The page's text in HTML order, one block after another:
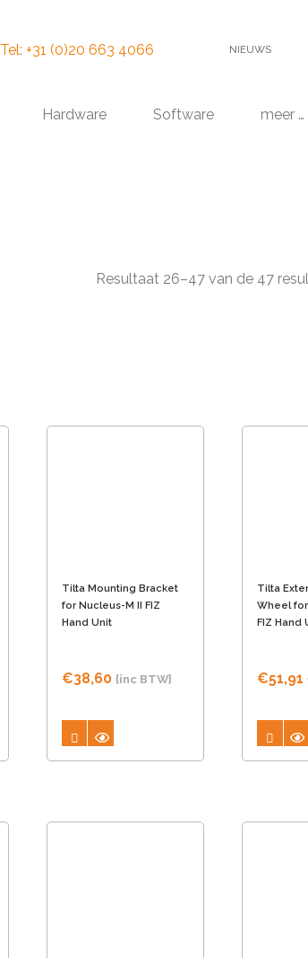
Tel: +31 (0)20 663 4066 NIEUWS
Hardware Software meer …
Resultaat 26–47 van de 47
Tilta Mounting Bracket
for Nucleus-M II FIZ
Hand Unit
€38,60 {inc BTW}
Tilta
Wheel
FIZ Hand
€51,91